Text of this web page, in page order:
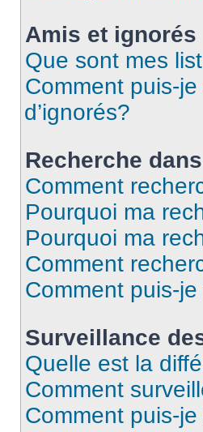
Amis et ignorés
Que sont mes
Comment puis-
d’ignorés?
Recherche
Comment
Pourquoi ma
Pourquoi ma
Comment
Comment puis-
Surveillance
Quelle est la
Comment
Comment puis-